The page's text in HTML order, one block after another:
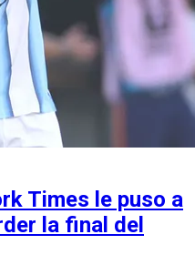
Times le puso a
la final del